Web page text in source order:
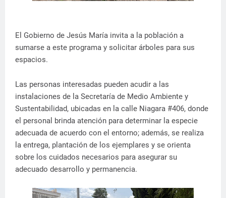
El Gobierno de Jesús María invita a la población a
sumarse a este programa y solicitar árboles para sus
espacios.
Las personas interesadas pueden acudir a las
instalaciones de la Secretaría de Medio Ambiente y
Sustentabilidad, ubicadas en la calle Niagara #406, donde
el personal brinda atención para determinar la especie
adecuada de acuerdo con el entorno; además, se realiza
la entrega, plantación de los ejemplares y se orienta
sobre los cuidados necesarios para asegurar su
adecuado desarrollo y permanencia.